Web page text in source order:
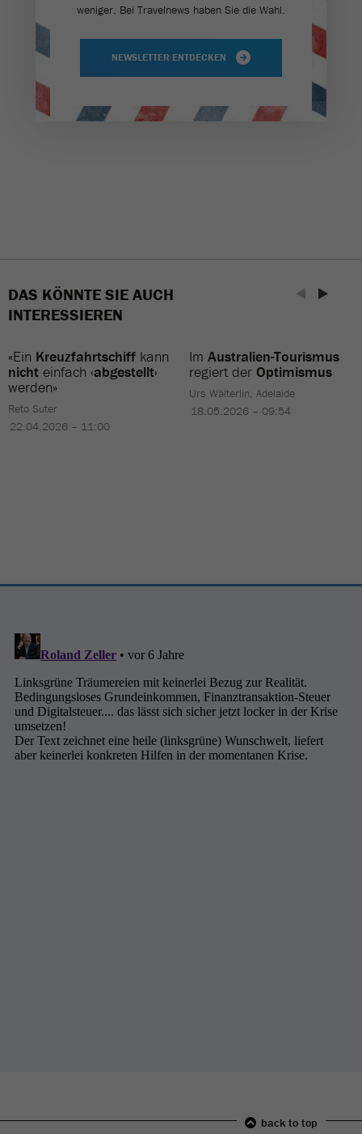
weniger. Bei Travel­news haben Sie die Wahl.
NEWSLETTER ENTDECKEN
DAS KÖNNTE SIE AUCH
INTERESSIEREN
«Ein Kreuzfahrtschiff kann
nicht einfach ‹abgestellt›
werden»
Reto Suter
22.04.2026 – 11:00
Im Australien-Tourismus
regiert der Optimismus
Urs Wälterlin, Adelaide
18.05.2026 – 09:54
back to top